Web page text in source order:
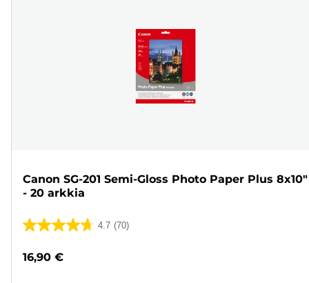
Canon SG-201 Semi-Gloss Photo Paper Plus 8x10"
- 20 arkkia
4.7 (70)
4.7/5
70
16,90 €